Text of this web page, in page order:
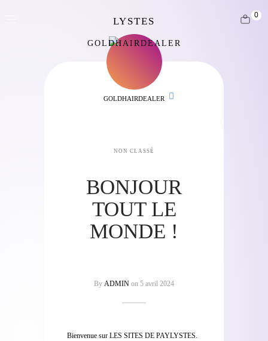
GOLDHAIRDEALER
0
GOLDHAIRDEALER
NON CLASSÉ
BONJOUR
TOUT LE
MONDE !
By ADMIN on 5 avril 2024
Bienvenue sur LES SITES DE PAYLYSTES.